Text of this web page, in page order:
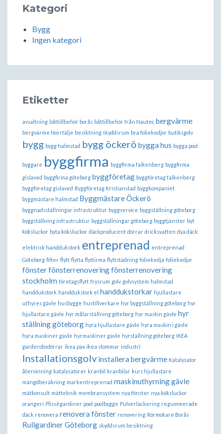
Kategori
Bygg
Ingen kategori
Etiketter
avsaltning båttillbehör borås båttillbehör från Nautec bergvärme
bergvärme Norrtälje besiktning skyddsrum bra foliekedjor butiksgolv
bygg bygg halmstad bygg öckerö bygga hus bygga pool
byggare byggfirma byggfirma falkenberg byggfirma
gislaved byggfirma göteborg byggföretag byggföretag falkenberg
byggföretag gislaved Byggföretag Kristianstad byggkompaniet
byggmästare halmstad Byggmästare Öckerö
byggnadsställningar infrastruktur byggservice byggställning göteborg
byggställning infrastruktur byggställningar göteborg byggtjänster byt
köksluckor byta köksluckor däckproducent dörrar dricksvatten dya däck
elektrisk handdukstork entreprenad entreprenad
Göteborg filter flytt flytta flyttirma flyttstädning foliekedja foliekedjor
fönsterfönsterrenoveringfönsterrenovering
stockholm företagsflytt frysrum golv golvsystem halmstad
handdukstork handdukstork el handdukstorkar hjullastare
uthyres gävle husbygge hustillverkare hyr byggställning göteborg hyr
hjullastare gävle hyr målarställning göteborg hyr maskin gävle hyr
ställning göteborg hyra hjullastare gävle hyra maskin i gävle
hyra maskiner gävle hyrmaskiner gävle hyrställning göteborg IKEA
garderobsdörrar ikea pax ikea stommar industri
Installationsgolv installera bergvärme Katalysator
återvinning katalysatorer kranbil kranbilar kurs hjullastare
mängdberäkning markentreprenad maskinuthyrning gävle
mätkonsult mätteknik membransystem nya fönster nya köksluckor
orangeri Plisségardiner pool poolbygge Pulverlackering regummerade
däck renovera renovera fönster renovering Rörmokare Borås
Rullgardiner Göteborg skyddsrum besiktning